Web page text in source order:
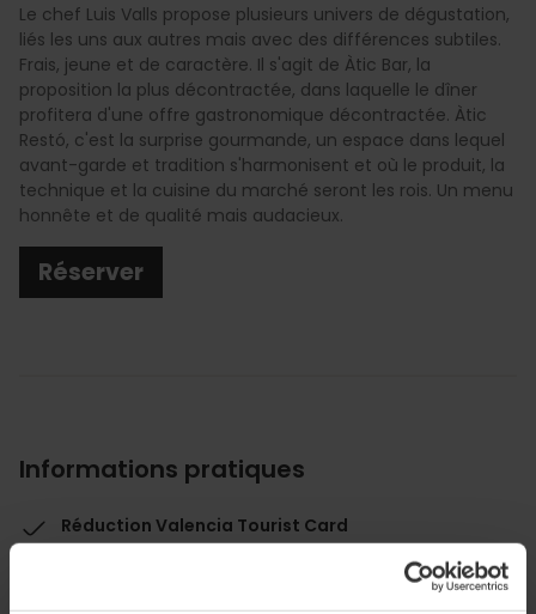
Le chef Luis Valls propose plusieurs univers de dégustation,
liés les uns aux autres mais avec des différences subtiles.
Frais, jeune et de caractère. Il s'agit de Àtic Bar, la
proposition la plus décontractée, dans laquelle le dîner
profitera d'une offre gastronomique décontractée. Àtic
Restó, c'est la surprise gourmande, un espace dans lequel
avant-garde et tradition s'harmonisent et où le produit, la
technique et la cuisine du marché seront les rois. Un menu
honnête et de qualité mais audacieux.
Réserver
Informations pratiques
Réduction Valencia Tourist Card